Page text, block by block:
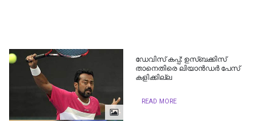
ഡേവിസ്​ കപ്പ്​: ഉസ്​ബക്കിസ്​
താനെതിരെ ലിയാൻഡർ പേസ്​
കളിക്കില്ല
READ MORE